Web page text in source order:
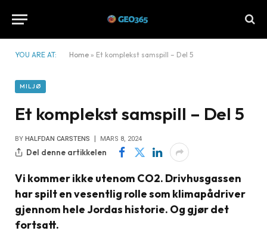
YOU ARE AT: Home » Et komplekst samspill – Del 5
MILJØ
Et komplekst samspill – Del 5
BY HALFDAN CARSTENS MARS 8, 2024
Del denne artikkelen
Vi kommer ikke utenom CO2. Drivhusgassen
har spilt en vesentlig rolle som klimapådriver
gjennom hele Jordas historie. Og gjør det
fortsatt.